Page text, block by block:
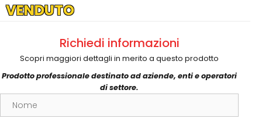
VENDUTO
Richiedi informazioni
Scopri maggiori dettagli in merito a questo prodotto
Prodotto professionale destinato ad aziende, enti e operatori
di settore.
Nome